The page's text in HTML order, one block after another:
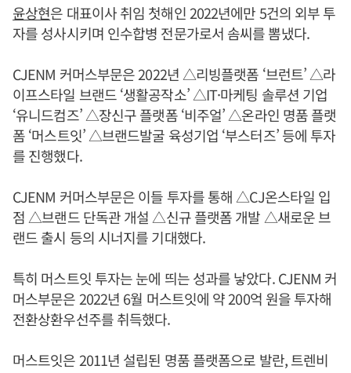
윤상현은 대표이사 취임 첫해인 2022년에만 5건의 외부 투
자를 성사시키며 인수합병 전문가로서 솜씨를 뽐냈다.
CJENM 커머스부문은 2022년 △리빙플랫폼 ‘브런트’ △라
이프스타일 브랜드 ‘생활공작소’ △IT·마케팅 솔루션 기업
‘유니드컴즈’ △장신구 플랫폼 ‘비주얼’ △온라인 명품 플랫
폼 ‘머스트잇’ △브랜드발굴 육성기업 ‘부스터즈’ 등에 투자
를 진행했다.
CJENM 커머스부문은 이들 투자를 통해 △CJ온스타일 입
점 △브랜드 단독관 개설 △신규 플랫폼 개발 △새로운 브
랜드 출시 등의 시너지를 기대했다.
특히 머스트잇 투자는 눈에 띄는 성과를 낳았다. CJENM 커
머스부문은 2022년 6월 머스트잇에 약 200억 원을 투자해
전환상환우선주를 취득했다.
머스트잇은 2011년 설립된 명품 플랫폼으로 발란, 트렌비